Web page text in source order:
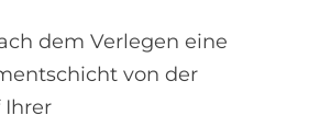
dem Verlegen eine
von der
Ihrer